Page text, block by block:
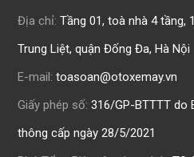
Địa chỉ: Tầng 01, toà nhà 4 tầng,
Trung Liệt, quận Đống Đa, Hà Nội
E-mail: toasoan@otoxemay.vn
Giấy phép số: 316/GP-BTTTT do
thông cấp ngày 28/5/2021